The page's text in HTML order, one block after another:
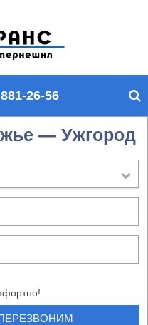
п
о
й
у
26-56
— Ужгород